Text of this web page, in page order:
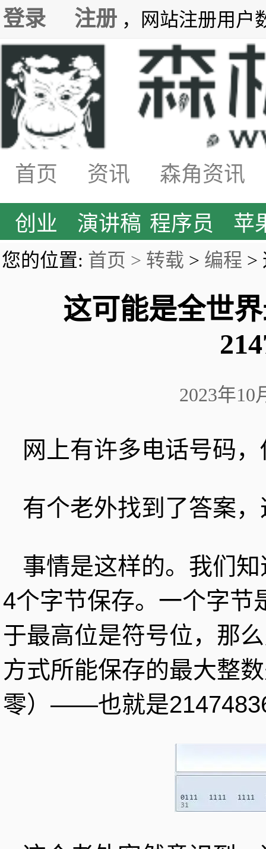
登录 注册 ，网站注册用户
首页 资讯 森角资讯
创业 演讲稿 程序员 苹
您的位置: 首页 > 转载 > 编程 >
这可能是全世
2023年10
网上有许多电话号码
有个老外找到了答案
事情是这样的。我们
4个字节保存。一个字节
于最高位是符号位，那
方式所能保存的最大整
零）——也就是